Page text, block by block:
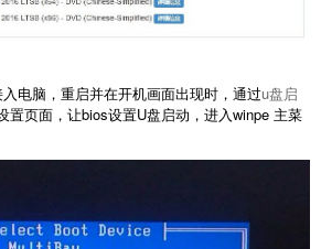
电脑，重启并在开机画面出现时，通过u盘启
置页面，让bios设置U盘启动，进入winpe 主菜